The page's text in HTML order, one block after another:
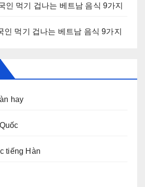
인 먹기 겁나는 베트남 음식 9가지
인 먹기 겁나는 베트남 음식 9가지
hay
tiếng Hàn